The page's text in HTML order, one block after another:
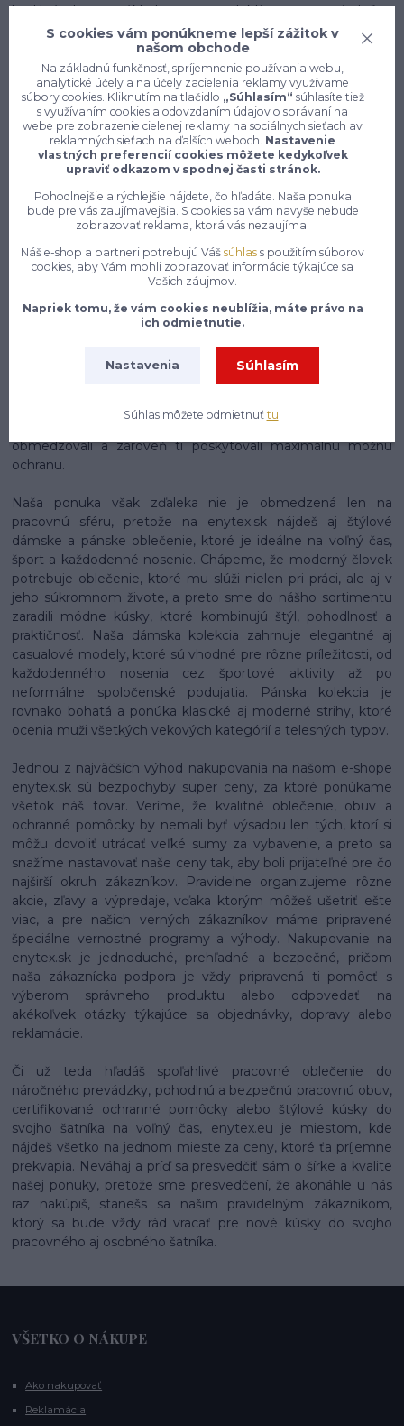
kvalitná obuv je základom pre produktívny pracovný deň, a
preto sme do nášho sortimentu zaradili modely od
popredných výrobcov, ktorí majú dlhoročné skúsenosti s
výrobou profesionálnej pracovnej obuvi. Či už potrebuješ
topánky do skladu, na stavenisku, do kuchyne alebo do
čistého prevádzky, v našej ponuke určite nájdeš model,
ktorý ti bude perfektne sedieť a splní všetky tvoje
požiadavky na bezpečnosť aj komfort.
Neoddeliteľnou súčasťou našej ponuky sú aj ochranné
pomôcky, ktoré sú nevyhnutné na zabezpečenie
bezpečnosti pri práci v rôznych prostrediach a podmienkach.
Ponúkame ochranné prilby, rukavice, okuliare, štíty,
slúchadlá, respirátory, reflexné vesty a mnoho ďalších
ochranných prostriedkov, ktoré ti pomôžu minimalizovať
z našich ochranných pomôcok prešla dôkladným
testovaním a certifikáciou, aby spĺňala platné európske
normy a predpisy v oblasti bezpečnosti práce. Investícia do
kvalitných ochranných pomôcok je investíciou do tvojho
zdravia a pohody, a preto sa snažíme ponúkať produkty,
ktoré sú nielen funkčné a spoľahlivé, ale aj ergonomické a
obmedzovali a zároveň ti poskytovali maximálnu možnú
ochranu.
Naša ponuka však zďaleka nie je obmedzená len na
pracovnú sféru, pretože na enytex.sk nájdeš aj štýlové
dámske a pánske oblečenie, ktoré je ideálne na voľný čas,
šport a každodenné nosenie. Chápeme, že moderný človek
potrebuje oblečenie, ktoré mu slúži nielen pri práci, ale aj v
jeho súkromnom živote, a preto sme do nášho sortimentu
zaradili módne kúsky, ktoré kombinujú štýl, pohodlnosť a
praktičnosť. Naša dámska kolekcia zahrnuje elegantné aj
casualové modely, ktoré sú vhodné pre rôzne príležitosti, od
každodenného nosenia cez športové aktivity až po
neformálne spoločenské podujatia. Pánska kolekcia je
rovnako bohatá a ponúka klasické aj moderné strihy, ktoré
ocenia muži všetkých vekových kategórií a telesných typov.
Jednou z najväčších výhod nakupovania na našom e-shope
enytex.sk sú bezpochyby super ceny, za ktoré ponúkame
všetok náš tovar. Veríme, že kvalitné oblečenie, obuv a
ochranné pomôcky by nemali byť výsadou len tých, ktorí si
môžu dovoliť utrácať veľké sumy za vybavenie, a preto sa
snažíme nastavovať naše ceny tak, aby boli prijateľné pre čo
najširší okruh zákazníkov. Pravidelne organizujeme rôzne
akcie, zľavy a výpredaje, vďaka ktorým môžeš ušetriť ešte
viac, a pre našich verných zákazníkov máme pripravené
špeciálne vernostné programy a výhody. Nakupovanie na
enytex.sk je jednoduché, prehľadné a bezpečné, pričom
naša zákaznícka podpora je vždy pripravená ti pomôcť s
výberom správneho produktu alebo odpovedať na
akékoľvek otázky týkajúce sa objednávky, dopravy alebo
reklamácie.
Či už teda hľadáš spoľahlivé pracovné oblečenie do
náročného prevádzky, pohodlnú a bezpečnú pracovnú obuv,
certifikované ochranné pomôcky alebo štýlové kúsky do
svojho šatníka na voľný čas, enytex.eu je miestom, kde
nájdeš všetko na jednom mieste za ceny, ktoré ťa príjemne
prekvapia. Neváhaj a príď sa presvedčiť sám o šírke a kvalite
našej ponuky, pretože sme presvedčení, že akonáhle u nás
raz nakúpiš, stanešs sa našim pravidelným zákazníkom,
ktorý sa bude vždy rád vracať pre nové kúsky do svojho
pracovného aj osobného šatníka.
VŠETKO O NÁKUPE
Ako nakupovať
Reklamácia
S cookies vám ponúkneme lepší zážitok v
našom obchode
Na základnú funkčnosť, spríjemnenie používania webu,
analytické účely a na účely zacielenia reklamy využívame
súbory cookies. Kliknutím na tlačidlo „Súhlasím“ súhlasíte tiež
s využívaním cookies a odovzdaním údajov o správaní na
webe pre zobrazenie cielenej reklamy na sociálnych sieťach av
reklamných sieťach na ďalších weboch. Nastavenie
vlastných preferencií cookies môžete kedykoľvek
upraviť odkazom v spodnej časti stránok.
Pohodlnejšie a rýchlejšie nájdete, čo hľadáte. Naša ponuka
bude pre vás zaujímavejšia. S cookies sa vám navyše nebude
zobrazovať reklama, ktorá vás nezaujíma.
Náš e-shop a partneri potrebujú Vášsúhlas s použitím súborov
cookies, aby Vám mohli zobrazovať informácie týkajúce sa
Vašich záujmov.
Napriek tomu, že vám cookies neublížia, máte právo na
ich odmietnutie.
Nastavenia Súhlasím
Súhlas môžete odmietnuť tu.